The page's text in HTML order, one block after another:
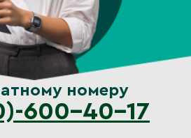
номеру
600-40-17